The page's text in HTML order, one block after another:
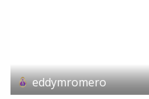
eddymromero